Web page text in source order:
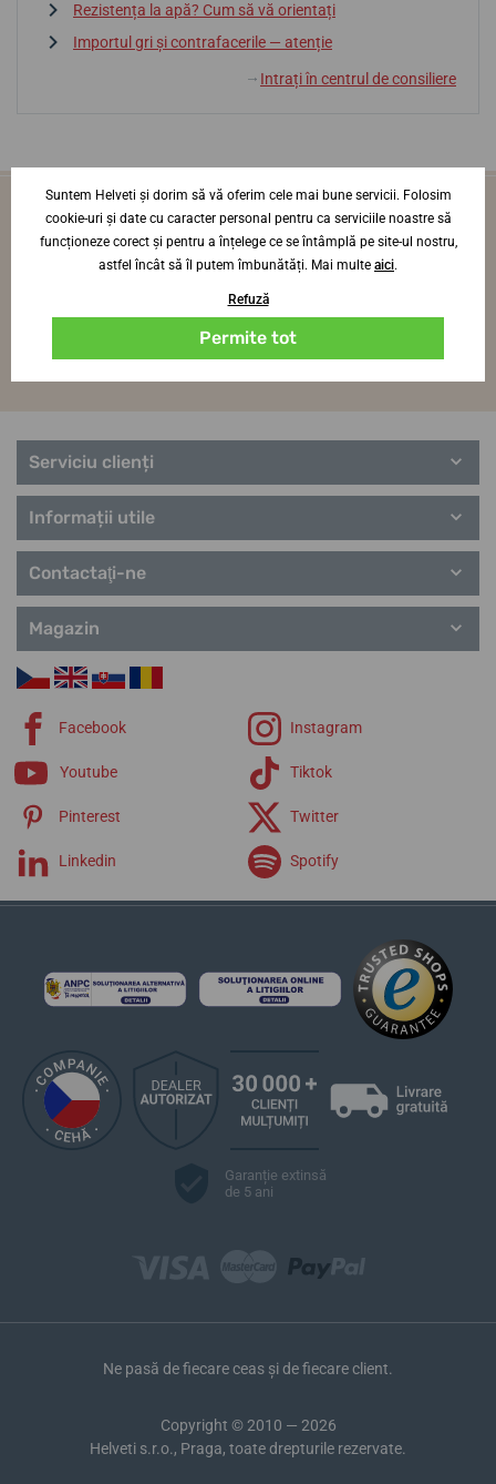
Rezistența la apă? Cum să vă orientați
Importul gri și contrafacerile — atenție
↓ Intrați în centrul de consiliere
Vei fi primul care află noutăți din lumea
ceasurilor
O dată pe lună, direct pe adresa ta de e-mail
Log in
Serviciu clienți
Informații utile
Contactaţi-ne
Magazin
Facebook Instagram
Youtube Tiktok
Pinterest Twitter
Linkedin Spotify
Garanție extinsă
de 5 ani
Ne pasă de fiecare ceas și de fiecare client.
Copyright © 2010 — 2026
Helveti s.r.o., Praga, toate drepturile rezervate.
Suntem Helveti și dorim să vă oferim cele mai bune servicii. Folosim
cookie-uri și date cu caracter personal pentru ca serviciile noastre să
funcționeze corect și pentru a înțelege ce se întâmplă pe site-ul nostru,
astfel încât să îl putem îmbunătăți. Mai multe aici.
Refuză
Permite tot